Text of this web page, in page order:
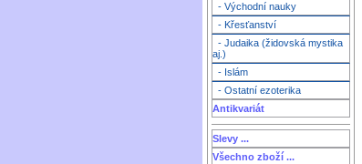
- Východní nauky
- Křesťanství
- Judaika (židovská mystika
aj.)
- Islám
- Ostatní ezoterika
Antikvariát
Slevy ...
Všechno zboží ...